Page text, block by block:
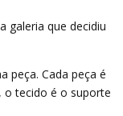
galeria que decidiu
peça. Cada peça é
o tecido é o suporte